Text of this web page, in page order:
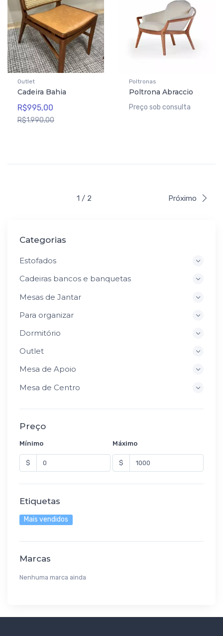
Categorias
Estofados
Cadeiras bancos e banquetas
Mesas de Jantar
Para organizar
Dormitório
Outlet
Mesa de Apoio
Mesa de Centro
Preço
Mínimo
$
Máximo
$
Etiquetas
Mais vendidos
Marcas
Nenhuma marca ainda
Outlet
Cadeira Bahia
R$995,00
R$1.990,00
Poltronas
Poltrona Abraccio
Preço sob consulta
1 / 2 Próximo